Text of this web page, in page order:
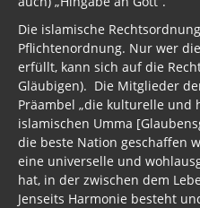
Die islamische
Pflichtenordnung. Nur wer
erfüllt, kann sich auf die
Gläubigen). Die Mitglieder
Präambel „die kulturelle und
islamischen Umma
die beste Nation geschaffen
eine universelle und
hat, in der zwischen dem
Jenseits Harmonie besteht
einhergeht, …“ >>>